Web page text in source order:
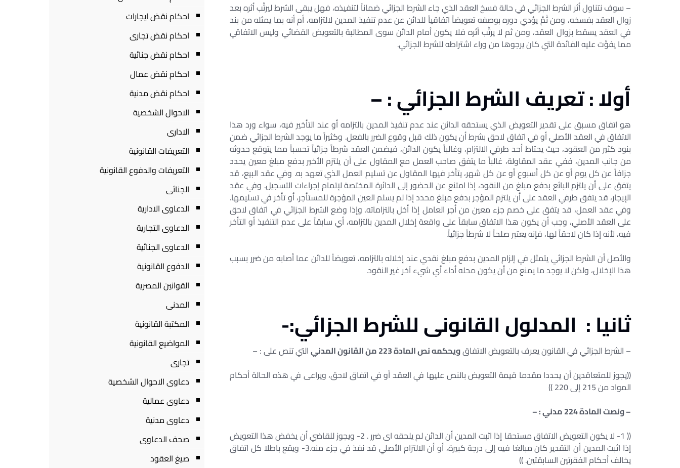
– سوف نتناول أثر الشرط الجزائي في حالة فسخ العقد الذي جاء الشرط الجزائي ضماناً لتنفيذه، فهل يبقى الشرط ليرتِّب أثره بعد
زوال العقد بفسخه، ومن ثَمَّ يؤدي دوره بوصفه تعويضاً اتفاقياً للدائن عن عدم تنفيذ المدين لالتزامه، أم أنه بما يمثله من بند
في العقد يسقط بزوال العقد، ومن ثم لا يرتِّب أثره فلا يكون أمام الدائن سوى المطالبة بالتعويض القضائي وليس الاتفاقي
مما يفوِّت عليه الفائدة التي كان يرجوها من وراء اشتراطه للشرط الجزائي.
أولا : تعريف الشرط الجزائي : –
هو اتفاق مسبق على تقدير التعويض الذي يستحقه الدائن عند عدم تنفيذ المدين بالتزامه أو عند التأخير فيه، سواء ورد هذا
الاتفاق في العقد الأصلي أو في اتفاق لاحق بشرط أن يكون ذلك قبل وقوع الضرر بالفعل. وكثيراً ما يوجد الشرط الجزائي ضمن
بنود كثير من العقود، حيث يحتاط أحد طرفي الالتزام، وغالباً يكون الدائن، فيضمن العقد شرطاً جزائياً تحسباً مما يتوقع حدوثه
من جانب المدين، ففي عقد المقاولة، غالباً ما يتفق صاحب العمل مع المقاول على أن يلتزم الأخير بدفع مبلغ معين يحدد
جزافاً عن كل يوم أو عن كل أسبوع أو عن كل شهر، يتأخر فيها المقاول عن تسليم العمل الذي تعهد به. وفي عقد البيع، قد
يتفق على أن يلتزم البائع بدفع مبلغ من النقود، إذا امتنع عن الحضور إلى الدائرة المختصة لإتمام إجراءات التسجيل. وفي عقد
الإيجار، قد يتفق طرفي العقد على أن يلتزم المؤجر بدفع مبلغ محدد إذا لم يسلم العين المؤجرة للمستأجر، أو تأخر في تسليمها.
وفي عقد العمل، قد يتفق على خصم جزء معين من أجر العامل إذا أخل بالتزاماته. وإذا وضع الشرط الجزائي في اتفاق لاحق
على العقد الأصلي، وجب أن يكون هذا الاتفاق سابقاً على واقعة إخلال المدين بالتزامه، أي سابقاً على عدم التنفيذ أو التأخر
فيه، لأنه إذا كان لاحقاً لها، فإنه يعتبر صلحاً لا شرطاً جزائياً.
والأصل أن الشرط الجزائي يتمثل في إلزام المدين بدفع مبلغ نقدي عند إخلاله بالتزامه، تعويضاً للدائن عما أصابه من ضرر بسبب
هذا الإخلال، ولكن لا يوجد ما يمنع من أن يكون محله أداء أي شيء آخر غير النقود.
ثانيا : المدلول القانونى للشرط الجزائي:-
– الشرط الجزائي في القانون يعرف بالتعويض الاتفاقويحكمه نص المادة 223 من القانون المدني
التي تنص على : –
((يجوز للمتعاقدين أن يحددا مقدما قيمة التعويض بالنص عليها في العقد أو في اتفاق لاحق، ويراعى في هذه الحالة أحكام
المواد من 215 إلى 220 ))
– ونصت المادة 224 مدني : –
(( 1- لا يكون التعويض الاتفاق مستحقا إذا اثبت المدين أن الدائن لم يلحقه اى ضرر . 2- ويجوز للقاضي أن يخفض هذا التعويض
إذا اثبت المدين أن التقدير كان مبالغا فيه إلى درجة كبيرة، أو أن الالتزام الأصلي قد نفذ في جزء منه.3- ويقع باطلا كل اتفاق
يخالف أحكام الفقرتين السابقتين. ))
احكام نقض ايجارات
احكام نقض تجارى
احكام نقض جنائية
احكام نقض عمال
احكام نقض مدنية
الاحوال الشخصية
الادارى
التعريفات القانونية
التعريفات والدفوع القانونية
الجنائى
الدعاوى الادارية
الدعاوى التجارية
الدعاوى الجنائية
الدفوع القانونية
القوانين المصرية
المدنى
المكتبة القانونية
المواضيع القانونية
تجارى
دعاوى الاحوال الشخصية
دعاوى عمالية
دعاوى مدنية
صحف الدعاوى
صيغ العقود